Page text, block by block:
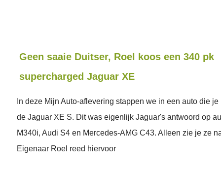
Geen saaie Duitser, Roel koos een 340 pk
supercharged Jaguar XE
In deze Mijn Auto-aflevering stappen we in een auto die
de Jaguar XE S. Dit was eigenlijk Jaguar's antwoord op
M340i, Audi S4 en Mercedes-AMG C43. Alleen zie je ze
Eigenaar Roel reed hiervoor